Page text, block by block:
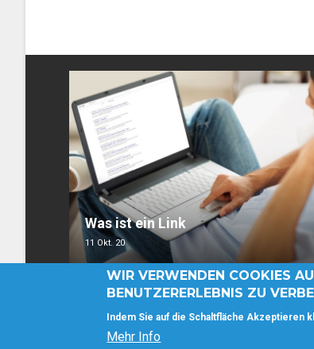
Was ist ein Link
11 Okt. 20
WIR VERWENDEN COOKIES
BENUTZERERLEBNIS ZU
Indem Sie auf die Schaltfläche Akzeptieren
Mehr Info